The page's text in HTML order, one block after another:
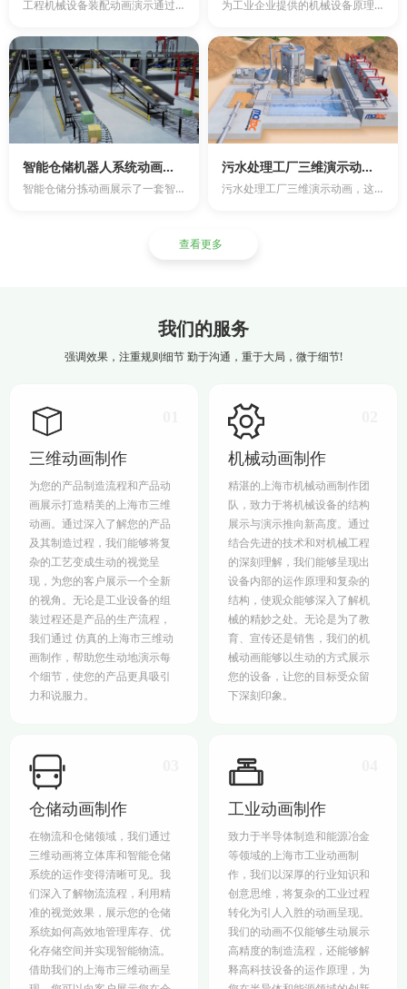
工程机械设备装配动画演示通过三维技术，实现工程机械360度旋转观看以及内部机构透视，使客户通过三维动... 为工业企业提供的机械设备原理3D动画制作、工业产品仿真3D演示动画制作以及生产加工过程3D演示动画制...
智能仓储机器人系统动画：高效精准拣选与快速响应
智能仓储分拣动画展示了一套智能仓储机器人系统，旨在向您展示仓储运营系统与其无缝对接的能力。该系统具备...
污水处理工厂三维演示动画—环保利器，助力绿色发展
污水处理工厂三维演示动画，这里将为您呈现一个现代化、智能化的污水处理过程。通过3D动画的生动形象和直...
查看更多
我们的服务
强调效果，注重规则细节 勤于沟通，重于大局，微于细节!
三维动画制作
为您的产品制造流程和产品动
画展示打造精美的上海市三维
动画。通过深入了解您的产品
及其制造过程，我们能够将复
杂的工艺变成生动的视觉呈
现，为您的客户展示一个全新
的视角。无论是工业设备的组
装过程还是产品的生产流程，
我们通过 仿真的上海市三维动
画制作，帮助您生动地演示每
个细节，使您的产品更具吸引
力和说服力。
机械动画制作
精湛的上海市机械动画制作团
队，致力于将机械设备的结构
展示与演示推向新高度。通过
结合先进的技术和对机械工程
的深刻理解，我们能够呈现出
设备内部的运作原理和复杂的
结构，使观众能够深入了解机
械的精妙之处。无论是为了教
育、宣传还是销售，我们的机
械动画能够以生动的方式展示
您的设备，让您的目标受众留
下深刻印象。
仓储动画制作
在物流和仓储领域，我们通过
三维动画将立体库和智能仓储
系统的运作变得清晰可见。我
们深入了解物流流程，利用精
准的视觉效果，展示您的仓储
系统如何高效地管理库存、优
化存储空间并实现智能物流。
借助我们的上海市三维动画呈
工业动画制作
致力于半导体制造和能源冶金
等领域的上海市工业动画制
作，我们以深厚的行业知识和
创意思维，将复杂的工业过程
转化为引人入胜的动画呈现。
我们的动画不仅能够生动展示
高精度的制造流程，还能够解
释高科技设备的运作原理，为